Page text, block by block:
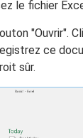
le fichier
"Ouvrir".
ce
sûr.